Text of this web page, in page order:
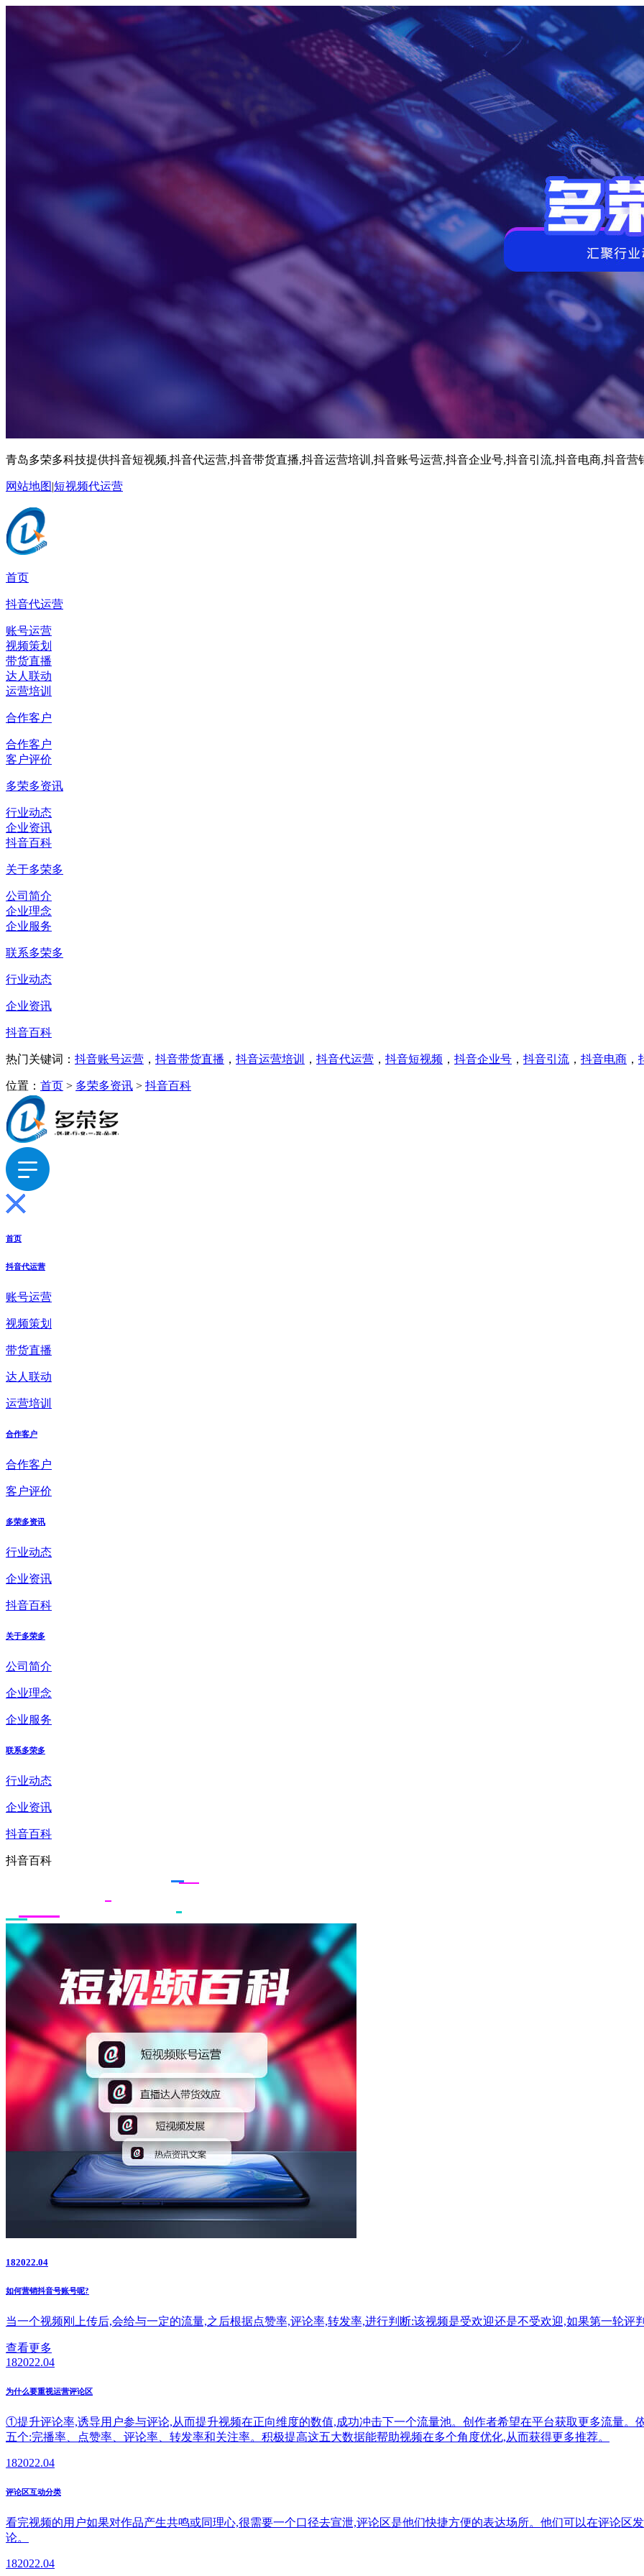
青岛多荣多科技提供抖音短视频,抖音代运营,抖音带货直播,抖音运营培训,抖音账号运营,抖音企业号,抖音引流,抖音电商,抖音营
网站地图|短视频代运营
首页
抖音代运营
账号运营
视频策划
带货直播
达人联动
运营培训
合作客户
合作客户
客户评价
多荣多资讯
行业动态
企业资讯
抖音百科
关于多荣多
公司简介
企业理念
企业服务
联系多荣多
行业动态
企业资讯
抖音百科
热门关键词： 抖音账号运营 ， 抖音带货直播 ， 抖音运营培训 ， 抖音代运营 ， 抖音短视频 ， 抖音企业号 ， 抖音引流 ， 抖音电商 ，
位置： 首页 > 多荣多资讯 > 抖音百科
首页
抖音代运营
账号运营
视频策划
带货直播
达人联动
运营培训
合作客户
合作客户
客户评价
多荣多资讯
行业动态
企业资讯
抖音百科
关于多荣多
公司简介
企业理念
企业服务
联系多荣多
行业动态
企业资讯
抖音百科
抖音百科
182022.04
如何营销抖音号账号呢?
当一个视频刚上传后,会给与一定的流量,之后根据点赞率,评论率,转发率,进行判断:该视频是受欢迎还是不受欢迎,如果第一轮评
查看更多
182022.04
为什么要重视运营评论区
①提升评论率,诱导用户参与评论,从而提升视频在正向维度的数值,成功冲击下一个流量池。创作者希望在平台获取更多流量。
五个:完播率、点赞率、评论率、转发率和关注率。积极提高这五大数据能帮助视频在多个角度优化,从而获得更多推荐。
182022.04
评论区互动分类
看完视频的用户如果对作品产生共鸣或同理心,很需要一个口径去宣泄,评论区是他们快捷方便的表达场所。他们可以在评论区
论。
182022.04